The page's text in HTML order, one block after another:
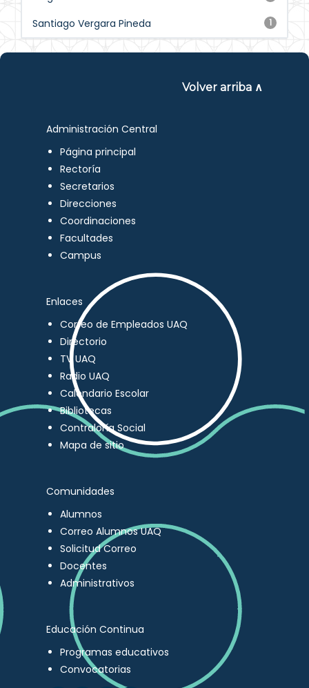
1
Santiago Vergara Pineda
Volver arriba ∧
Administración Central
Página principal
Rectoría
Secretarios
Direcciones
Coordinaciones
Facultades
Campus
Enlaces
Correo de Empleados UAQ
Directorio
TV UAQ
Radio UAQ
Calendario Escolar
Bibliotecas
Contraloría Social
Mapa de sitio
Comunidades
Alumnos
Correo Alumnos UAQ
Solicitud Correo
Docentes
Administrativos
Educación Continua
Programas educativos
Convocatorias